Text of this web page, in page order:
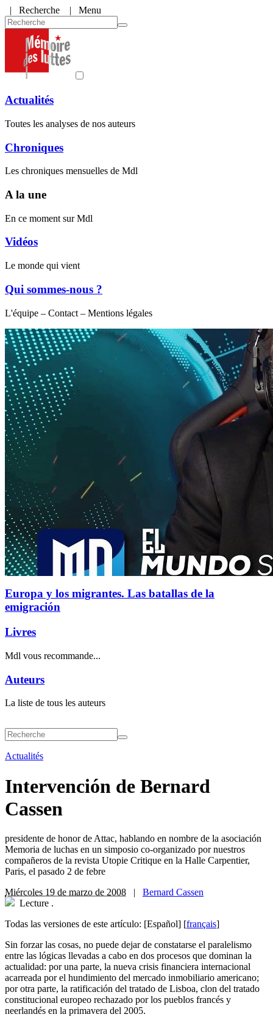
| Recherche | Menu
Actualités
Toutes les analyses de nos auteurs
Chroniques
Les chroniques mensuelles de Mdl
A la une
En ce moment sur Mdl
Vidéos
Le monde qui vient
Qui sommes-nous ?
L'équipe – Contact – Mentions légales
Europa y los migrantes. Las batallas de la
emigración
Livres
Mdl vous recommande...
Auteurs
La liste de tous les auteurs
Actualités
Intervención de Bernard
Cassen
presidente de honor de Attac, hablando en nombre de la asociación
Memoria de luchas en un simposio co-organizado por nuestros
compañeros de la revista Utopie Critique en la Halle Carpentier,
Paris, el pasado 2 de febre
Miércoles 19 de marzo de 2008 | Bernard Cassen
Lecture .
Todas las versiones de este artículo: [Español] [français]
Sin forzar las cosas, no puede dejar de constatarse el paralelismo
entre las lógicas llevadas a cabo en dos procesos que dominan la
actualidad: por una parte, la nueva crisis financiera internacional
acarreada por el hundimiento del mercado inmobiliario americano;
por otra parte, la ratificación del tratado de Lisboa, clon del tratado
constitucional europeo rechazado por los pueblos francés y
neerlandés en la primavera del 2005.